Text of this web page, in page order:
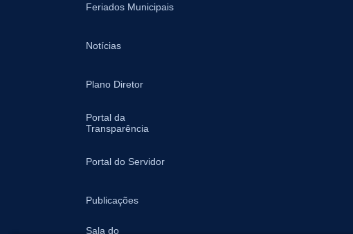
Feriados Municipais
Notícias
Plano Diretor
Portal da
Transparência
Portal do Servidor
Publicações
Sala do